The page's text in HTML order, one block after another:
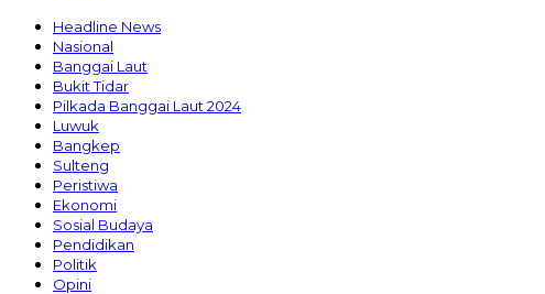
Headline News
Nasional
Banggai Laut
Bukit Tidar
Pilkada Banggai Laut 2024
Luwuk
Bangkep
Sulteng
Peristiwa
Ekonomi
Sosial Budaya
Pendidikan
Politik
Opini